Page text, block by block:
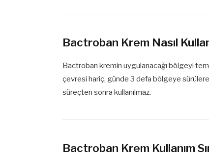
Bactroban Krem Nasıl
Bactroban kremin uygulanacağı bölgeyi
çevresi hariç, günde 3 defa bölgeye
süreçten sonra kullanılmaz.
Bactroban Krem Kullanım